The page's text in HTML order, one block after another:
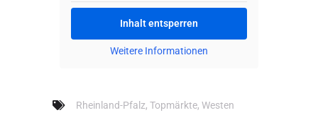
Inhalt entsperren
Weitere Informationen
Rheinland-Pfalz, Topmärkte, Westen